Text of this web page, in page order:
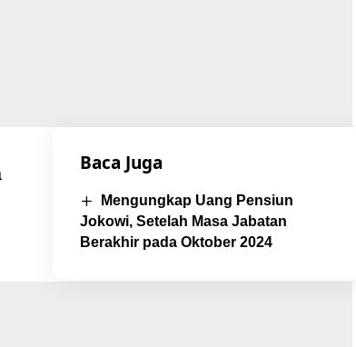
Baca Juga
Mengungkap Uang Pensiun
Jokowi, Setelah Masa Jabatan
Berakhir pada Oktober 2024